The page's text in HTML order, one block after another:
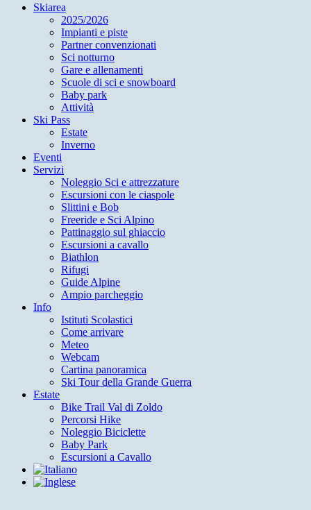
Skiarea
2025/2026
Impianti e piste
Partner convenzionati
Sci notturno
Gare e allenamenti
Scuole di sci e snowboard
Baby park
Attività
Ski Pass
Estate
Inverno
Eventi
Servizi
Noleggio Sci e attrezzature
Escursioni con le ciaspole
Slittini e Bob
Freeride e Sci Alpino
Pattinaggio sul ghiaccio
Escursioni a cavallo
Biathlon
Rifugi
Guide Alpine
Ampio parcheggio
Info
Istituti Scolastici
Come arrivare
Meteo
Webcam
Cartina panoramica
Ski Tour della Grande Guerra
Estate
Bike Trail Val di Zoldo
Percorsi Hike
Noleggio Biciclette
Baby Park
Escursioni a Cavallo